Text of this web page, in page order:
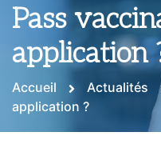
Pass
application
Accueil Actualités
application ?